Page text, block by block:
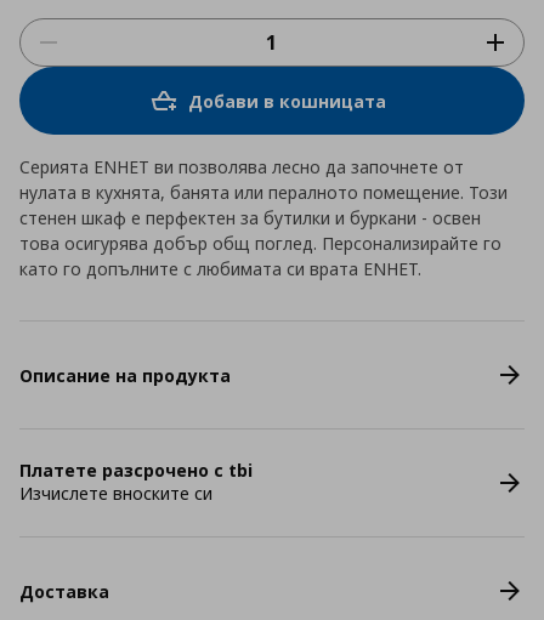
Добави в кошницата
Серията ENHET ви позволява лесно да започнете от
нулата в кухнята, банята или пералното помещение. Този
стенен шкаф е перфектен за бутилки и буркани - освен
това осигурява добър общ поглед. Персонализирайте го
като го допълните с любимата си врата ENHET.
Описание на продукта
Платете разсрочено с tbi
Изчислете вноските си
Доставка